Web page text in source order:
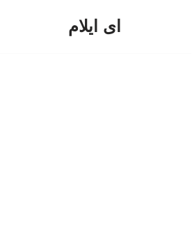
ای ایلام